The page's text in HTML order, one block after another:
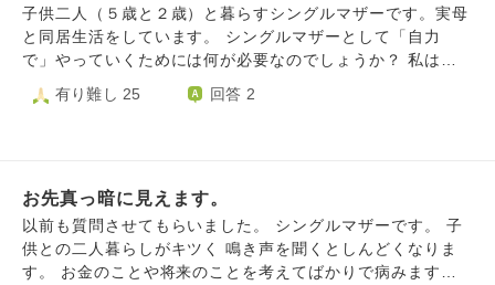
していました。それをいつも泣きながら行かないでと止めて
いた事が印象的です。 父は寡黙な昭和気質の人で子供が苦
手だったのか、仕事から帰ってきた父に抱っこと駆け寄ると
ず私が小学生のある日から家庭内別居になりました。 私は
た。なのに、とにかく寂しく、私の自己肯定感はとても低い
です。 母を反面教師にして、自分の感情で怒鳴り散らした
り、否定したりするのは辞めよう。私は子供に優しくしたい
と、出来ると思って出産しました。 しかし、私は何度も息
子供二人（５歳と２歳）と暮らすシングルマザーです。実母
と同居生活をしています。 シングルマザーとして「自力
で」やっていくためには何が必要なのでしょうか？ 私は母
と子供達、妹や家族にいつも感謝しています。ですが、家族
に頼れる環境が有り難いと同時に、「いつかすべてなくな
つか頼れる人がいなくなった時のため、甘えないように、
「ひとりきりで」何でもできるようになっていなくてはと焦
ります。 子供の頃に父を亡くし、元主人からは突然離婚を
切り出され去っていきました。何かと突然失うものが多い人
有り難し 25 回答 2
お先真っ暗に見えます。
以前も質問させてもらいました。 シングルマザーです。 子
供との二人暮らしがキツく 鳴き声を聞くとしんどくなりま
す。 お金のことや将来のことを考えてばかりで病みます。